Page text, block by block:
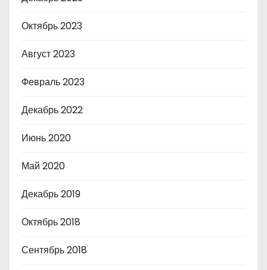
Октябрь 2023
Август 2023
Февраль 2023
Декабрь 2022
Июнь 2020
Май 2020
Декабрь 2019
Октябрь 2018
Сентябрь 2018